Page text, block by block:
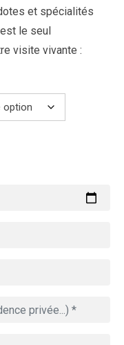
et spécialités
le seul
visite vivante :